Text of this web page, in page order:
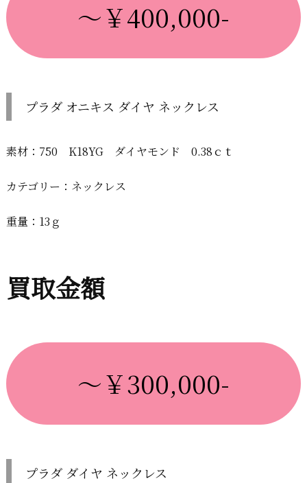
～￥400,000-
プラダ オニキス ダイヤ ネックレス
素材：750 K18YG ダイヤモンド 0.38ｃｔ
カテゴリー：ネックレス
重量：13ｇ
買取金額
～￥300,000-
プラダ ダイヤ ネックレス